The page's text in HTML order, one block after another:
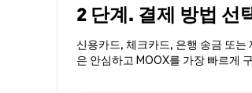
2 단계. 결제 방법 선
신용카드, 체크카드, 은행 송금 또
은 안심하고 MOOX를 가장 빠르게